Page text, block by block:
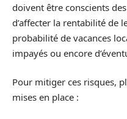
doivent être conscients
d’affecter la rentabilité de
probabilité de vacances
impayés ou encore
Pour mitiger ces risques,
mises en place :